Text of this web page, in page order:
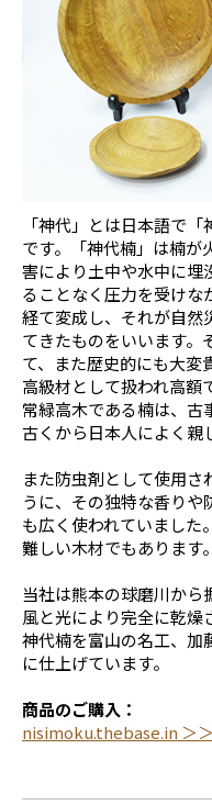
「神代」とは日本語で
です。「神代楠」は楠が
害により土中や水中に埋
ることなく圧力を受けな
経て変成し、それが自然
てきたものをいいます。
て、また歴史的にも大変
高級材として扱われ高額
常緑高木である楠は、古
古くから日本人によく親
また防虫剤として使用さ
うに、その独特な香り
も広く使われていました
難しい木材でもあります。
当社は熊本の球磨川か
風と光により完全に乾燥
神代楠を富山の名工、加
に仕上げています。
商品のご購入：
nisimoku.thebase.in ＞＞